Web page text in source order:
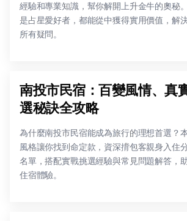
經驗和專業知識，幫你解開上升金牛的奧秘
是占星愛好者，都能從中獲得實用價值，解
所有疑問。
南投市民宿：百變風情、真
選秘訣全攻略
為什麼南投市民宿能成為旅行的理想首選？
風格讓你找到命定款，資深揹包客親身入住
名單，搭配實戰挑選經驗與常見問題解答，
住宿體驗。